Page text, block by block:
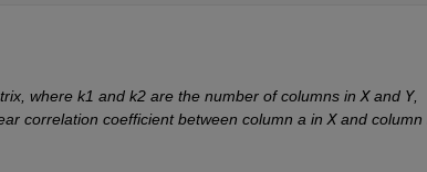
where k1 and k2 are the number of columns in X and Y,
correlation coefficient between column a in X